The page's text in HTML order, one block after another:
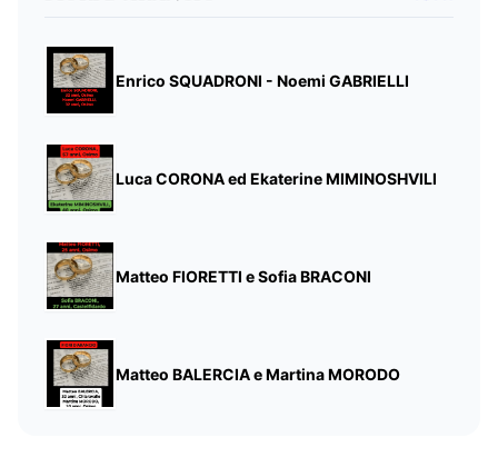
Enrico SQUADRONI - Noemi GABRIELLI
Luca CORONA ed Ekaterine MIMINOSHVILI
Matteo FIORETTI e Sofia BRACONI
Matteo BALERCIA e Martina MORODO